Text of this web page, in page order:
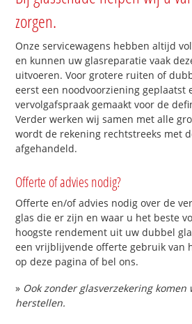
zorgen.
Onze servicewagens hebben altijd
en kunnen uw glasreparatie vaak
uitvoeren. Voor grotere ruiten of
eerst een noodvoorziening geplaatst
vervolgafspraak gemaakt voor de
Verder werken wij samen met alle
wordt de rekening rechtstreeks met
afgehandeld.
Offerte of advies nodig?
Offerte en/of advies nodig over de
glas die er zijn en waar u het beste
hoogste rendement uit uw dubbel
een vrijblijvende offerte gebruik van
op deze pagina of bel ons.
» Ook zonder glasverzekering
herstellen.